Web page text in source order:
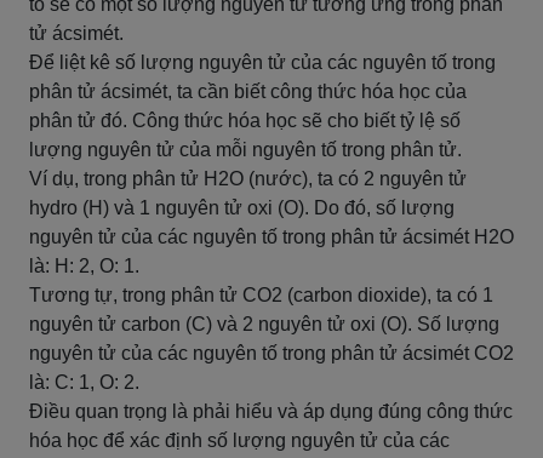
tố sẽ có một số lượng nguyên tử tương ứng trong phân
tử ácsimét.
Để liệt kê số lượng nguyên tử của các nguyên tố trong
phân tử ácsimét, ta cần biết công thức hóa học của
phân tử đó. Công thức hóa học sẽ cho biết tỷ lệ số
lượng nguyên tử của mỗi nguyên tố trong phân tử.
Ví dụ, trong phân tử H2O (nước), ta có 2 nguyên tử
hydro (H) và 1 nguyên tử oxi (O). Do đó, số lượng
nguyên tử của các nguyên tố trong phân tử ácsimét H2O
là: H: 2, O: 1.
Tương tự, trong phân tử CO2 (carbon dioxide), ta có 1
nguyên tử carbon (C) và 2 nguyên tử oxi (O). Số lượng
nguyên tử của các nguyên tố trong phân tử ácsimét CO2
là: C: 1, O: 2.
Điều quan trọng là phải hiểu và áp dụng đúng công thức
hóa học để xác định số lượng nguyên tử của các